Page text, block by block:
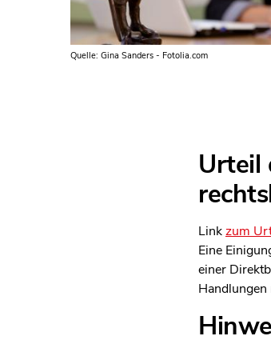
Quelle: Gina Sanders - Fotolia.com
Urteil
Linkzum
Eine
einer